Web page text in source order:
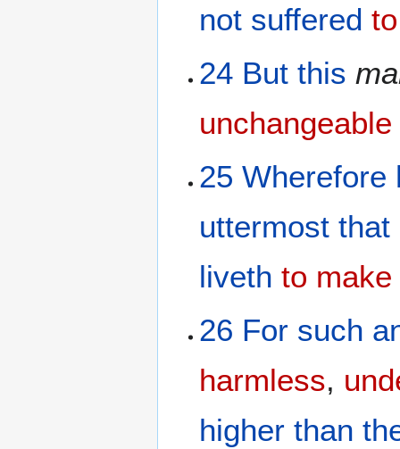
not suffered
24 But this
unchangeable
25 Wherefore
uttermost that
liveth to
26 For such
harmless,
higher than